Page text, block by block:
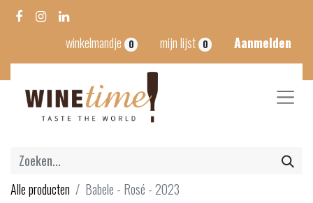
winkelmandje 0 mijn lijst 0 Aanmelden
Alle producten Babele - Rosé - 2023